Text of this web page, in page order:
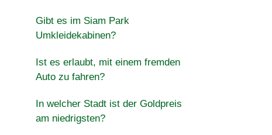
Gibt es im Siam Park
Umkleidekabinen?
Ist es erlaubt, mit einem fremden
Auto zu fahren?
In welcher Stadt ist der Goldpreis
am niedrigsten?